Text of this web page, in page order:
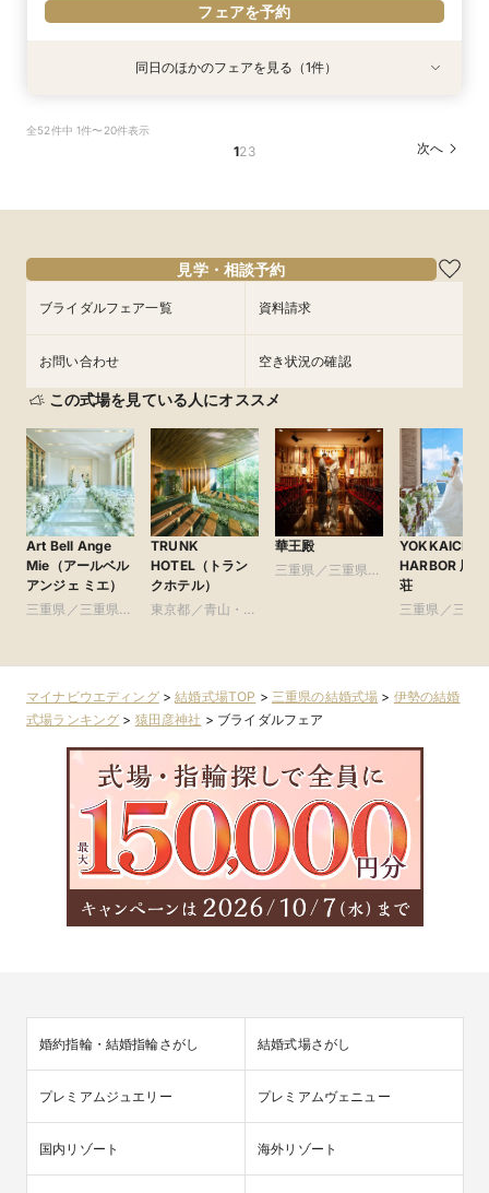
フェアを予約
8/29
社&会場全館見学×見積り相談会#日程・人数未定
9:00〜
10:30〜
15:00〜
フェアを予約
同日のほかのフェアを見る（1件）
全52件中 1件〜20件表示
123 次へ
見学・相談予約
ブライダルフェア一覧 資料請求
お問い合わせ 空き状況の確認
この式場を見ている人にオススメ
Art Bell Ange
Mie（アールベル
アンジェ ミエ）
三重県／三重県全
TRUNK
HOTEL（トラン
クホテル）
東京都／青山・表
華王殿
三重県／三重県全
YOKKAICHI
HARBOR 尾上
荘
三重県／三重
マイナビウエディング>結婚式場TOP > 三重県の結婚式場 > 伊勢の結婚
式場ランキング > 猿田彦神社 > ブライダルフェア
婚約指輪・結婚指輪さがし 結婚式場さがし
プレミアムジュエリー プレミアムヴェニュー
国内リゾート 海外リゾート